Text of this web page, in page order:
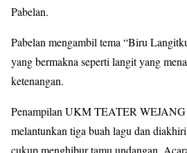
Pabelan.
Pabelan mengambil tema “Biru
yang bermakna seperti langit yang
ketenangan.
Penampilan UKM TEATER
melantunkan tiga buah lagu dan
cukup menghibur tamu undangan.